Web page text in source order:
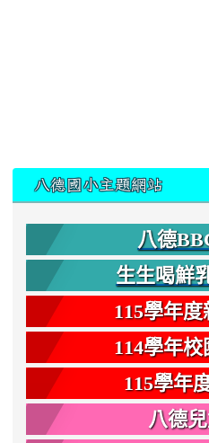
八德國小主題網站
八德
生生喝鮮
115學年
114學年
115學年
八德